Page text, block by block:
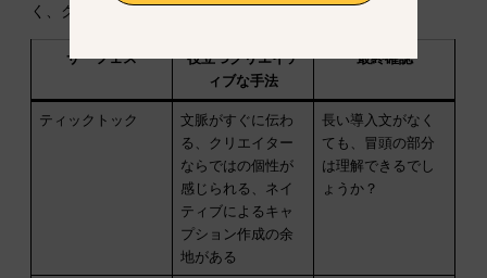
く、クリエイティブの扱い方に焦点を当てたものです。.
サーフェス
役立つクリエイテ
ィブな手法
最終確認
ティックトック
文脈がすぐに伝わ
る、クリエイター
ならではの個性が
感じられる、ネイ
ティブによるキャ
プション作成の余
地がある
長い導入文がなく
ても、冒頭の部分
は理解できるでし
ょうか？